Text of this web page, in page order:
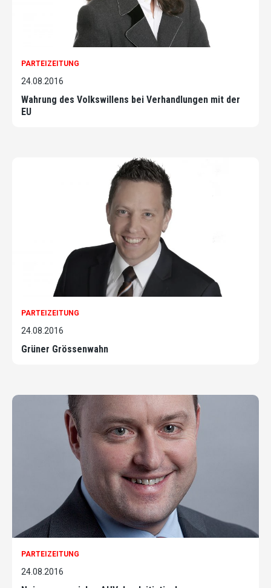
PARTEIZEITUNG
24.08.2016
Wahrung des Volkswillens bei Verhandlungen mit der
EU
PARTEIZEITUNG
24.08.2016
Grüner Grössenwahn
PARTEIZEITUNG
24.08.2016